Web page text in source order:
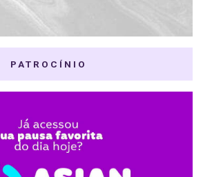
PATROCÍNIO